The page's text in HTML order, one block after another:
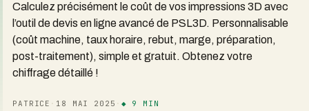
Calculez précisément le coût de vos impressions 3D avec
l’outil de devis en ligne avancé de PSL3D. Personnalisable
(coût machine, taux horaire, rebut, marge, préparation,
post-traitement), simple et gratuit. Obtenez votre
chiffrage détaillé !
PATRICE · 18 MAI 2025 · ◆ 9 MIN